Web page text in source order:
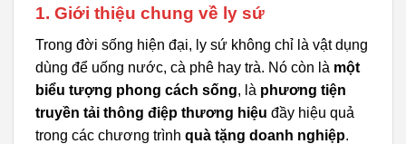
1. Giới thiệu chung về ly sứ
Trong đời sống hiện đại, ly sứ không chỉ là vật dụng
dùng để uống nước, cà phê hay trà. Nó còn là một
biểu tượng phong cách sống, là phương tiện
truyền tải thông điệp thương hiệu đầy hiệu quả
trong các chương trình quà tặng doanh nghiệp.